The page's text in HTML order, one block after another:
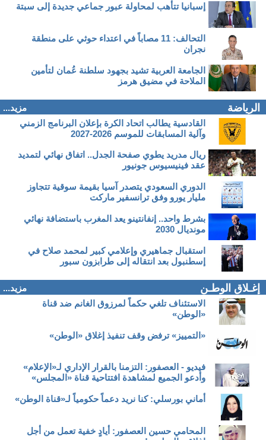
إسبانيا تتأهب لمحاولة عبور جماعي جديدة إلى سبتة
التحالف: 11 مصاباً في اعتداء حوثي على منطقة
نجران
الجامعة العربية تشيد بجهود سلطنة عُمان لتأمين
الملاحة في مضيق هرمز
الرياضة
مزيد...
القادسية يطالب اتحاد الكرة بإعلان البرنامج الزمني
وآلية المسابقات للموسم 2026-2027
ريال مدريد يطوي صفحة الجدل.. اتفاق نهائي لتمديد
عقد فينيسيوس جونيور
الدوري السعودي يتصدر آسيا بقيمة سوقية تتجاوز
مليار يورو وفق ترانسفير ماركت
بشرط واحد.. إنفانتينو يعد المغرب باستضافة نهائي
مونديال 2030
استقبال جماهيري وإعلامي كبير لمحمد صلاح في
إسطنبول بعد انتقاله إلى طرابزون سبور
إغـلاق الوطـن
مزيد...
الاستئناف تلغي حكماً لمرزوق الغانم ضد قناة
«الوطن»
«التمييز» ترفض وقف تنفيذ إغلاق «الوطن»
فيديو - العصفور: التزمنا بالقرار الإداري لـ«الإعلام»
وأدعو الجميع لمشاهدة افتتاحية قناة «المجلس»
أماني بورسلي: كنا نريد دعماً حكومياً لـ«قناة الوطن»
المحامي حسين العصفور: أيادٍ خفية تعمل من أجل